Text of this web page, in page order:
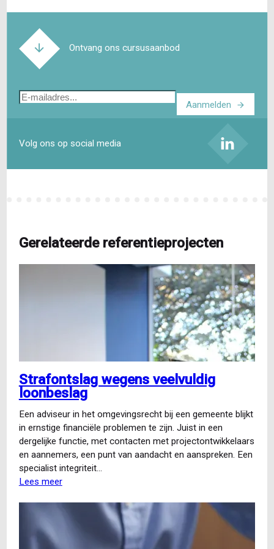
Ontvang ons cursusaanbod
E-
Aanmelden
Volg ons op social media
Gerelateerde referentieprojecten
Strafontslag wegens veelvuldig
loonbeslag
Een adviseur in het omgevingsrecht bij een gemeente blijkt
in ernstige financiële problemen te zijn. Juist in een
dergelijke functie, met contacten met projectontwikkelaars
en aannemers, een punt van aandacht en aanspreken. Een
specialist integriteit…
Lees meerover